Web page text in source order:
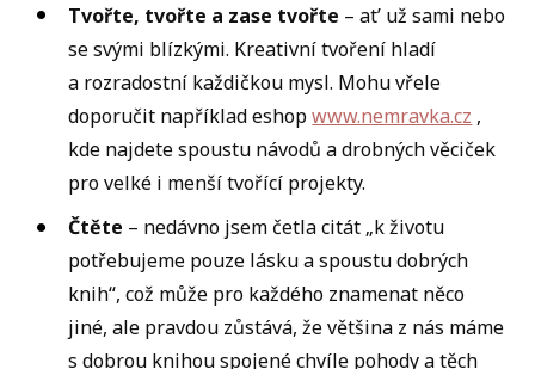
Tvořte, tvořte a zase tvořte – at’ už sami nebo
se svými blízkými. Kreativní tvoření hladí
a rozradostní každičkou mysl. Mohu vřele
doporučit například eshopwww.nemravka.cz ,
kde najdete spoustu návodů a drobných věciček
pro velké i menší tvořící projekty.
Čtěte – nedávno jsem četla citát „k životu
potřebujeme pouze lásku a spoustu dobrých
knih“, což může pro každého znamenat něco
jiné, ale pravdou zůstává, že většina z nás máme
s dobrou knihou spojené chvíle pohody a těch